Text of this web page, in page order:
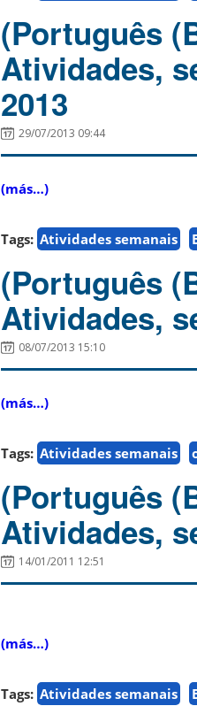
(Português
Atividades,
2013
29/07/2013 09:44
(más…)
Tags: Atividades semanais
(Português
Atividades,
08/07/2013 15:10
(más…)
Tags: Atividades semanais
(Português
Atividades,
14/01/2011 12:51
(más…)
Tags: Atividades semanais